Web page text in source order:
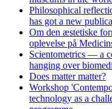
Philosophical
has got a new
Om den æstetiske
oplevelse på
Scientometrics — a
hanging over
Does matter matter?
Workshop
technology as a